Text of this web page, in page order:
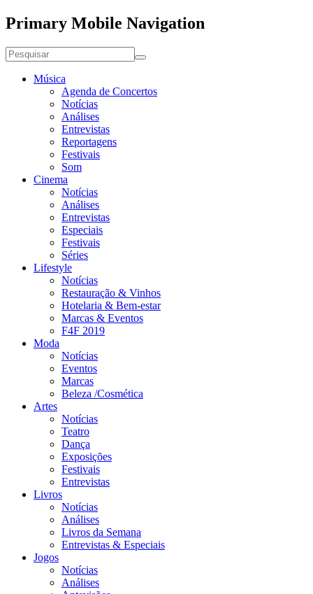
Primary Mobile Navigation
Música
Agenda de Concertos
Notícias
Análises
Entrevistas
Reportagens
Festivais
Som
Cinema
Notícias
Análises
Entrevistas
Especiais
Festivais
Séries
Lifestyle
Notícias
Restauração & Vinhos
Hotelaria & Bem-estar
Marcas & Eventos
F4F 2019
Moda
Notícias
Eventos
Marcas
Beleza /Cosmética
Artes
Notícias
Teatro
Dança
Exposições
Festivais
Entrevistas
Livros
Notícias
Análises
Livros da Semana
Entrevistas & Especiais
Jogos
Notícias
Análises